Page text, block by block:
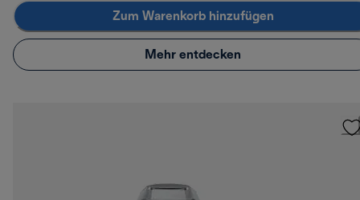
Zum Warenkorb hinzufügen
Mehr entdecken